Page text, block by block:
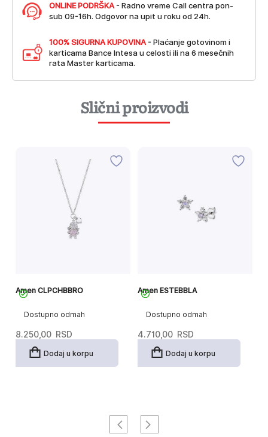
ONLINE PODRŠKA - Radno vreme Call centra pon-
sub 09-16h. Odgovor na upit u roku od 24h.
100% SIGURNA KUPOVINA - Plaćanje gotovinom i
karticama Bance Intesa u celosti ili na 6 mesečnih
rata Master karticama.
Slični proizvodi
Dostupno odmah
Amen CLPCHBBRO
8.250,00 RSD
Dodaj u korpu
Dostupno odmah
Amen ESTEBBLA
4.710,00 RSD
Dodaj u korpu